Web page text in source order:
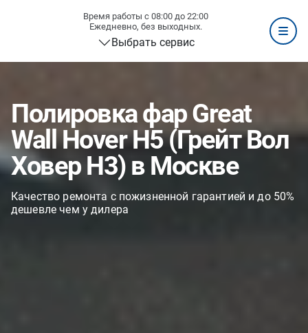
Время работы с 08:00 до 22:00
Ежедневно, без выходных.
Выбрать сервис
Полировка фар Great
Wall Hover H5 (Грейт Вол
Ховер H3) в Москве
Качество ремонта с пожизненной гарантией и до 50%
дешевле чем у дилера